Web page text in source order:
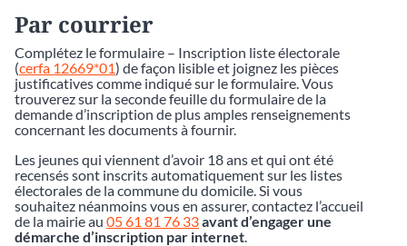
Par courrier
Complétez le formulaire – Inscription liste électorale
(cerfa 12669*01) de façon lisible et joignez les pièces
justificatives comme indiqué sur le formulaire. Vous
trouverez sur la seconde feuille du formulaire de la
demande d’inscription de plus amples renseignements
concernant les documents à fournir.
Les jeunes qui viennent d’avoir 18 ans et qui ont été
recensés sont inscrits automatiquement sur les listes
électorales de la commune du domicile. Si vous
souhaitez néanmoins vous en assurer, contactez l’accueil
de la mairie au 05 61 81 76 33avant d’engager une
démarche d’inscription par internet